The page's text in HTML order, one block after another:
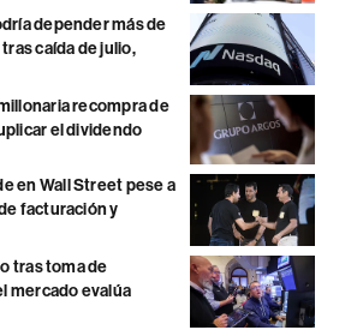
depender más de
caída de julio,
recompra de
el dividendo
en Wall Street pese a
facturación y
tras toma de
mercado evalúa